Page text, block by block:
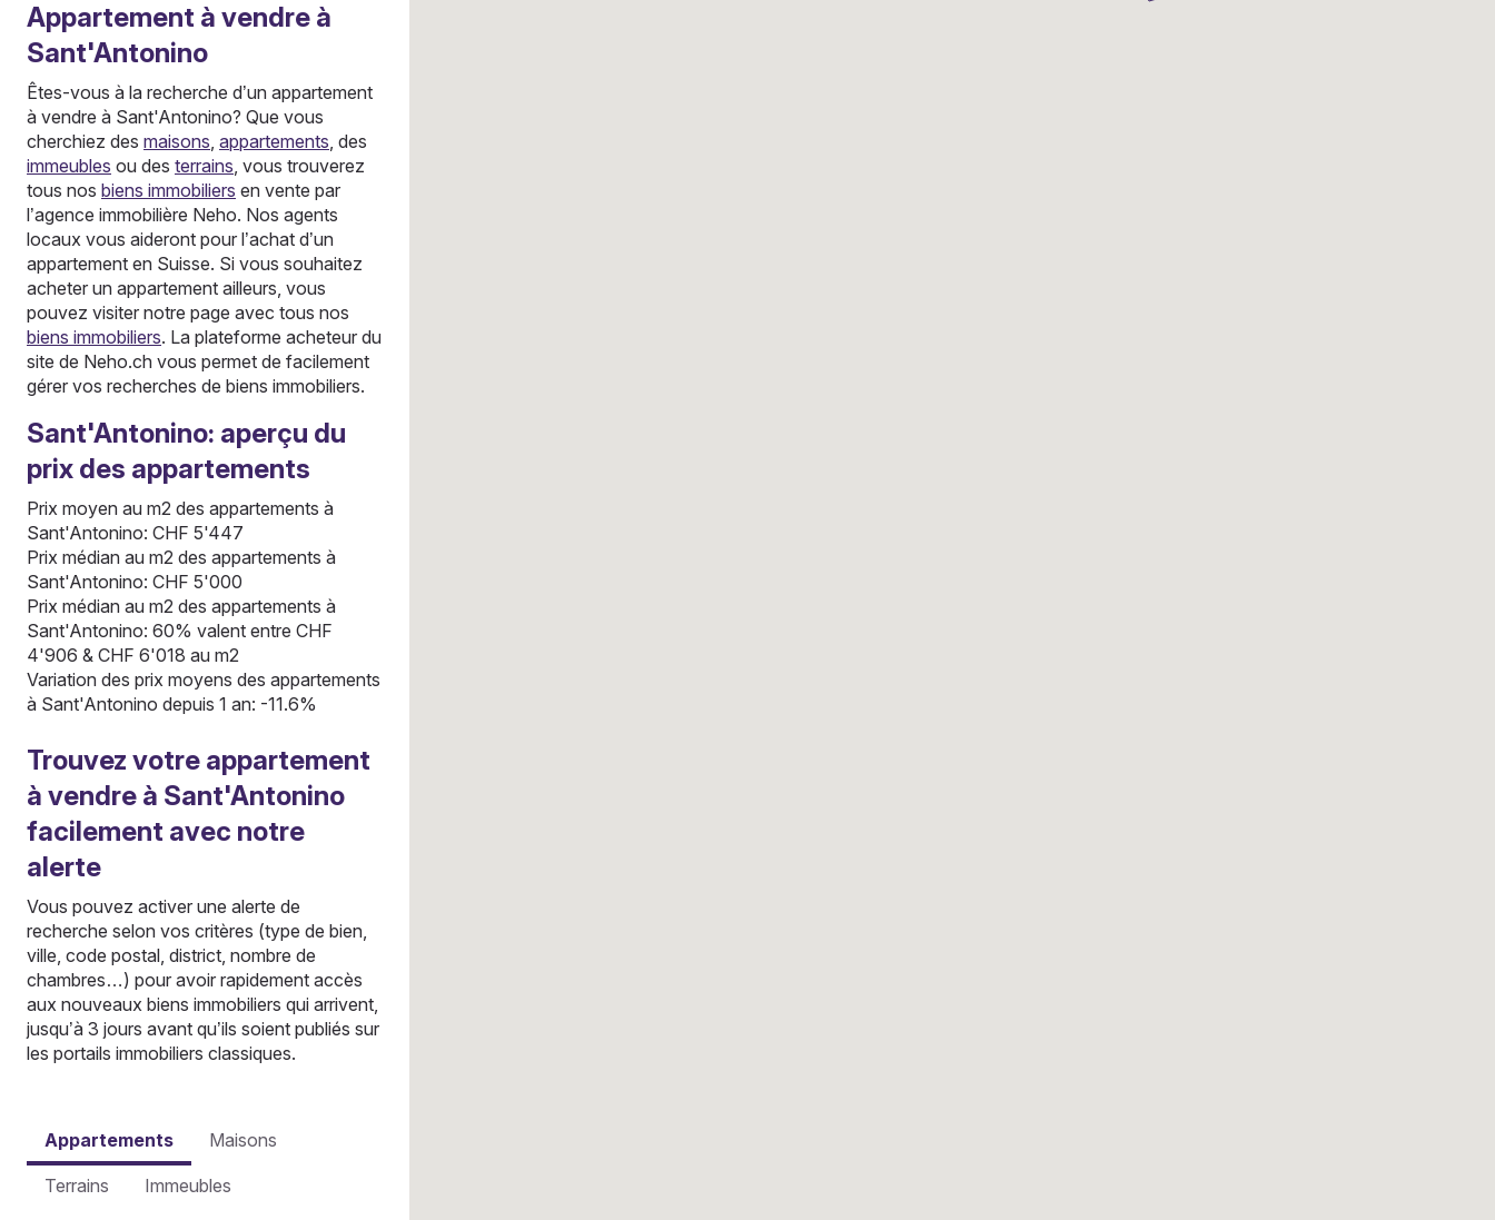
Appartement à vendre à
Sant'Antonino
Êtes-vous à la recherche d’un appartement
à vendre à Sant'Antonino? Que vous
cherchiez des maisons, appartements, des
immeubles ou des terrains, vous trouverez
tous nos biens immobiliers en vente par
l’agence immobilière Neho. Nos agents
locaux vous aideront pour l’achat d’un
appartement en Suisse. Si vous souhaitez
acheter un appartement ailleurs, vous
pouvez visiter notre page avec tous nos
biens immobiliers. La plateforme acheteur du
site de Neho.ch vous permet de facilement
gérer vos recherches de biens immobiliers.
Sant'Antonino: aperçu du
prix des appartements
Prix moyen au m2 des appartements à
Sant'Antonino: CHF 5'447
Prix médian au m2 des appartements à
Sant'Antonino: CHF 5'000
Prix médian au m2 des appartements à
Sant'Antonino: 60% valent entre CHF
4'906 & CHF 6'018 au m2
Variation des prix moyens des appartements
à Sant'Antonino depuis 1 an: -11.6%
Trouvez votre appartement
à vendre à Sant'Antonino
facilement avec notre
alerte
Vous pouvez activer une alerte de
recherche selon vos critères (type de bien,
ville, code postal, district, nombre de
chambres…) pour avoir rapidement accès
aux nouveaux biens immobiliers qui arrivent,
jusqu’à 3 jours avant qu’ils soient publiés sur
les portails immobiliers classiques.
Appartements Maisons
Terrains
Immeubles